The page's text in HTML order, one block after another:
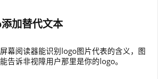
加替代文本
幕阅读器能识别logo图片代表的含义，图
告诉非视障用户那里是你的logo。